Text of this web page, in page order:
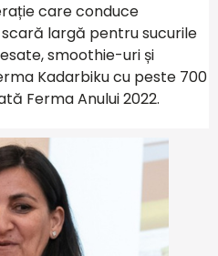
care conduce
largă pentru sucurile
smoothie-uri și
Kadarbiku cu peste 700
Ferma Anului 2022.